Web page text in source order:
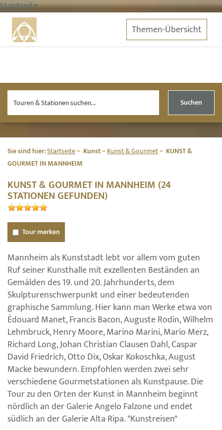
Startseite
Themen-Übersicht
Suchen
Sie sind hier:Startseite Kunst Kunst & Gourmet
KUNST &
GOURMET IN MANNHEIM
KUNST & GOURMET IN MANNHEIM (24
STATIONEN GEFUNDEN)
Tour merken
Mannheim als Kunststadt lebt vor allem vom guten
Ruf seiner Kunsthalle mit exzellenten Beständen an
Gemälden des 19. und 20. Jahrhunderts, dem
Skulpturenschwerpunkt und einer bedeutenden
graphische Sammlung. Hier kann man Werke etwa von
Édouard Manet, Francis Bacon, Auguste Rodin, Wilhelm
Lehmbruck, Henry Moore, Marino Marini, Mario Merz,
Richard Long, Johan Christian Clausen Dahl, Caspar
David Friedrich, Otto Dix, Oskar Kokoschka, August
Macke bewundern. Empfohlen werden zwei sehr
verschiedene Gourmetstationen als Kunstpause. Die
Tour zu den Orten der Kunst in Mannheim beginnt
nördlich an der Galerie Angelo Falzone und endet
südlich an der Galerie Alta Ripa. *Kunstreisen*